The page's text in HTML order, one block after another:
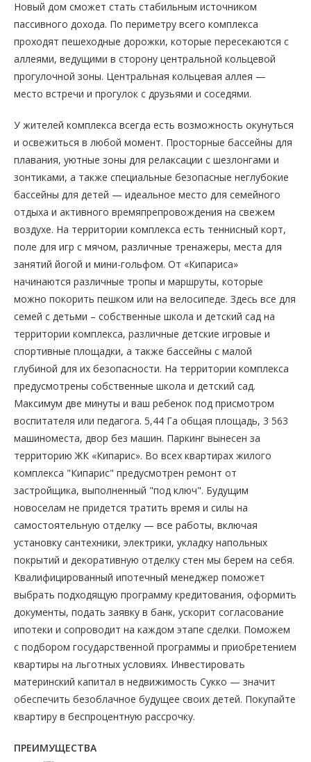
Новый дом сможет стать стабильным источником
пассивного дохода. По периметру всего комплекса
проходят пешеходные дорожки, которые пересекаются с
аллеями, ведущими в сторону центральной кольцевой
прогулочной зоны. Центральная кольцевая аллея —
место встречи и прогулок с друзьями и соседями.
У жителей комплекса всегда есть возможность окунуться
и освежиться в любой момент. Просторные бассейны для
плавания, уютные зоны для релаксации с шезлонгами и
зонтиками, а также специальные безопасные неглубокие
бассейны для детей — идеальное место для семейного
отдыха и активного времяпрепровождения на свежем
воздухе. На территории комплекса есть теннисный корт,
поле для игр с мячом, различные тренажеры, места для
занятий йогой и мини-гольфом. От «Кипариса»
начинаются различные тропы и маршруты, которые
можно покорить пешком или на велосипеде. Здесь все для
семей с детьми – собственные школа и детский сад на
территории комплекса, различные детские игровые и
спортивные площадки, а также бассейны с малой
глубиной для их безопасности. На территории комплекса
предусмотрены собственные школа и детский сад.
Максимум две минуты и ваш ребенок под присмотром
воспитателя или педагога. 5,44 Га общая площадь, 3 563
машиноместа, двор без машин. Паркинг вынесен за
территорию ЖК «Кипарис». Во всех квартирах жилого
комплекса "Кипарис" предусмотрен ремонт от
застройщика, выполненный "под ключ". Будущим
новоселам не придется тратить время и силы на
самостоятельную отделку — все работы, включая
установку сантехники, электрики, укладку напольных
покрытий и декоративную отделку стен мы берем на себя.
Квалифицированный ипотечный менеджер поможет
выбрать подходящую программу кредитования, оформить
документы, подать заявку в банк, ускорит согласование
ипотеки и сопроводит на каждом этапе сделки. Поможем
с подбором государственной программы и приобретением
квартиры на льготных условиях. Инвестировать
материнский капитал в недвижимость Сукко — значит
обеспечить безоблачное будущее своих детей. Покупайте
квартиру в беспроцентную рассрочку.
ПРЕИМУЩЕСТВА